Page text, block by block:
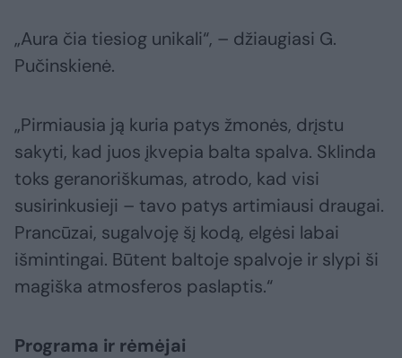
„Aura čia tiesiog unikali“, – džiaugiasi G.
Pučinskienė.
„Pirmiausia ją kuria patys žmonės, drįstu
sakyti, kad juos įkvepia balta spalva. Sklinda
toks geranoriškumas, atrodo, kad visi
susirinkusieji – tavo patys artimiausi draugai.
Prancūzai, sugalvoję šį kodą, elgėsi labai
išmintingai. Būtent baltoje spalvoje ir slypi ši
magiška atmosferos paslaptis.“
Programa ir rėmėjai